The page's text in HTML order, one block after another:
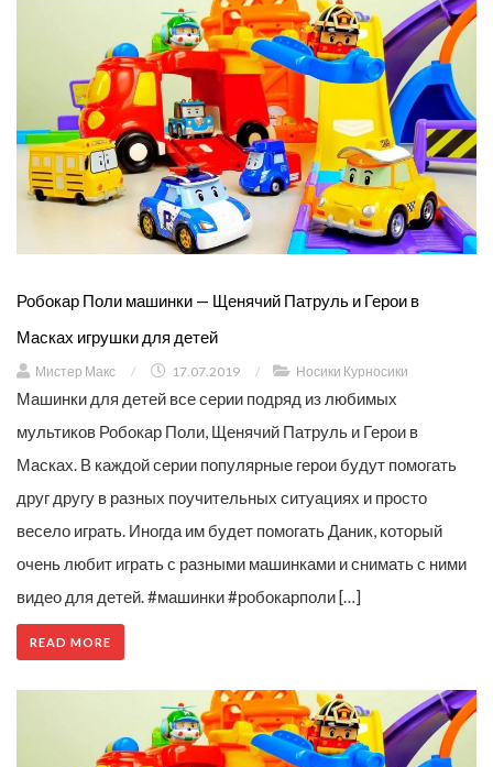
Робокар Поли машинки — Щенячий Патруль и Герои в
Масках игрушки для детей
Мистер Макс / 17.07.2019 / Носики Курносики
Машинки для детей все серии подряд из любимых
мультиков Робокар Поли, Щенячий Патруль и Герои в
Масках. В каждой серии популярные герои будут помогать
друг другу в разных поучительных ситуациях и просто
весело играть. Иногда им будет помогать Даник, который
очень любит играть с разными машинками и снимать с ними
видео для детей. #машинки #робокарполи […]
READ MORE